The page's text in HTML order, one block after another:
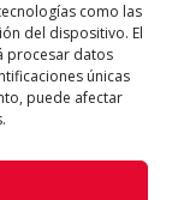
como las
del dispositivo. El
procesar datos
únicas
puede afectar